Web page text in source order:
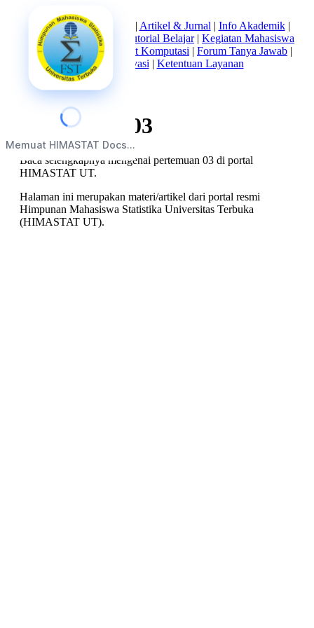
Memuat HIMASTAT Docs...
Beranda|Tentang Kami | Artikel & Jurnal | Info Akademik|
Mata Kuliah Statistika
Tutorial Belajar| Kegiatan Mahasiswa
Struktur Himpunan Alat Komputasi | Forum Tanya Jawab |
Kebijakan Privasi | Ketentuan Layanan
pertemuan 03
Baca selengkapnya mengenai pertemuan 03 di portal
HIMASTAT UT.
Halaman ini merupakan materi/artikel dari portal resmi
Himpunan Mahasiswa Statistika Universitas Terbuka
(HIMASTAT UT).